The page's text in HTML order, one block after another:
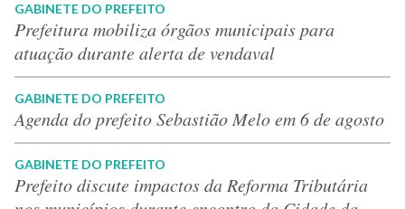
GABINETE DO PREFEITO
Prefeitura mobiliza órgãos municipais para
atuação durante alerta de vendaval
GABINETE DO PREFEITO
Agenda do prefeito Sebastião Melo em 6 de agosto
GABINETE DO PREFEITO
Prefeito discute impactos da Reforma Tributária